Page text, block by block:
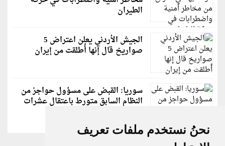
نحنُ نستخدم ملفات تعريف
الطيران
الجيش الأردني يعلن اعتراض 5
صواريخ قال إنها أُطلقت من إيران
سوريا: القبض على مسؤول حواجز من
النظام السابق متورط باعتقال عشرات